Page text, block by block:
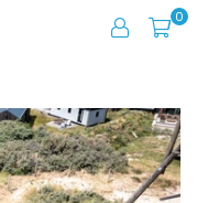
0